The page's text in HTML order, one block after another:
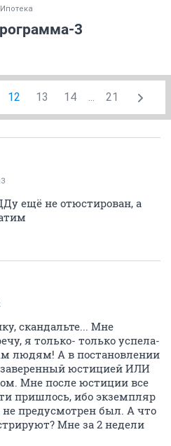
Ипотека
3
12 13 14 ... 21
ещё не отюстирован, а
скандальте... Мне
я только- только успела-
людям! А в постановлении
юстицией ИЛИ
Мне после юстиции все
пришлось, ибо экземпляр
предусмотрен был. А что
Мне за 2 недели